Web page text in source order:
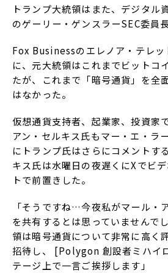
トランプ大統領はまた、デジタル
のゲーリー・ゲンスラーSEC委員
Fox Businessのエレノア・テレッ
に、元大統領はこれまでビットコ
たが、これまで「暗号通貨」を全
はなかった。
仮想通貨支持者、起業家、投資家
アン・セルキス氏もマー・エ・ラ
にトランプ氏はさらにコメントす
キス氏は水曜日の夜遅くにXでビ
トで前置きした。
「そうですね…今夜私がマール・
を共有するとは思っていませんで
領は暗号通貨について非常に高く
招待し、 [Polygon 創設者ミハイ
テージ上で一言ご挨拶します」